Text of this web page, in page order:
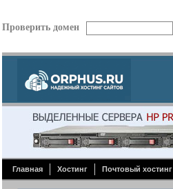
Проверить домен
Главная Хостинг Почтовый хостинг